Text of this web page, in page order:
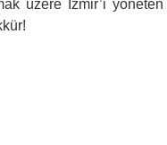
üzere İzmir’i yöneten